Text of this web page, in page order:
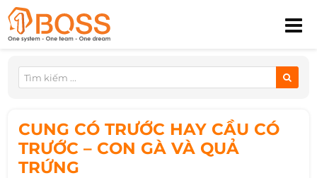
CUNG CÓ TRƯỚC HAY CẦU CÓ
TRƯỚC – CON GÀ VÀ QUẢ
TRỨNG